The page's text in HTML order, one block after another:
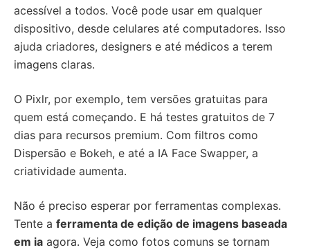
acessível a todos. Você pode usar em qualquer
dispositivo, desde celulares até computadores. Isso
ajuda criadores, designers e até médicos a terem
imagens claras.
O Pixlr, por exemplo, tem versões gratuitas para
quem está começando. E há testes gratuitos de 7
dias para recursos premium. Com filtros como
Dispersão e Bokeh, e até a IA Face Swapper, a
criatividade aumenta.
Não é preciso esperar por ferramentas complexas.
Tente a ferramenta de edição de imagens baseada
em ia agora. Veja como fotos comuns se tornam